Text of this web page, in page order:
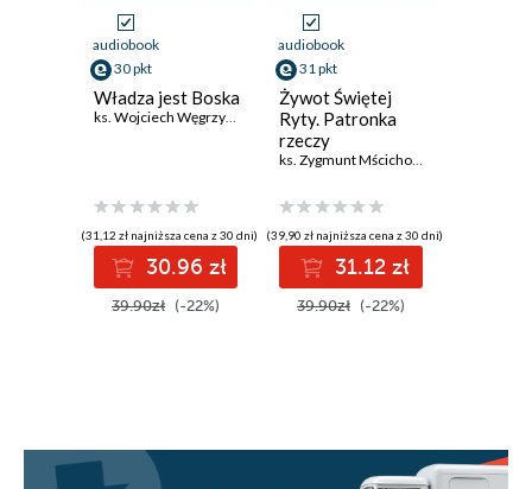
11
12
15
16
17
21
audiobook
30 pkt
Władza jest Boska
ks. Wojciech Węgrzyniak
(31,12 zł najniższa cena z 30 dni)
30.96 zł
39.90zł (-22%)
audiobook
31 pkt
Żywot Świętej
Ryty. Patronka
rzeczy
nadzwyczajnych ks. Zygmunt Mścichowski
(39,90 zł najniższa cena z 30 dni)
31.12 zł
39.90zł (-22%)